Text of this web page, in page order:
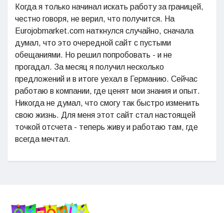
Когда я только начинал искать работу за границей,
честно говоря, не верил, что получится. На
Eurojobmarket.com наткнулся случайно, сначала
думал, что это очередной сайт с пустыми
обещаниями. Но решил попробовать - и не
прогадал. За месяц я получил несколько
предложений и в итоге уехал в Германию. Сейчас
работаю в компании, где ценят мои знания и опыт.
Никогда не думал, что смогу так быстро изменить
свою жизнь. Для меня этот сайт стал настоящей
точкой отсчета - теперь живу и работаю там, где
всегда мечтал.